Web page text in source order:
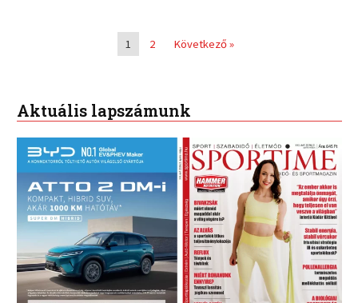
1 2 Következő »
Aktuális lapszámunk